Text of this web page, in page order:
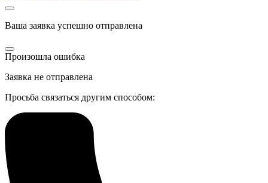
Ваша заявка успешно отправлена
Произошла ошибка
Заявка не отправлена
Просьба связаться другим способом: